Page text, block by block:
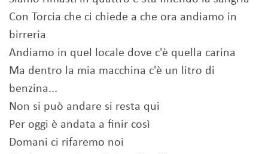
Con Torcia che ci chiede a che ora andiamo in
birreria
Andiamo in quel locale dove c'è quella carina
Ma dentro la mia macchina c'è un litro di
benzina...
Non si può andare si resta qui
Per oggi è andata a finir così
Domani ci rifaremo noi